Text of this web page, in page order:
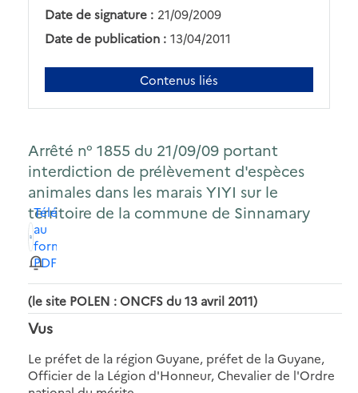
Date de signature : 21/09/2009
Date de publication : 13/04/2011
Contenus liés
Arrêté n° 1855 du 21/09/09 portant
interdiction de prélèvement d'espèces
animales dans les marais YIYI sur le
territoire de la commune de Sinnamary
Télécharger
au
format
PDF
(le site POLEN : ONCFS du 13 avril 2011)
Vus
Le préfet de la région Guyane, préfet de la Guyane,
Officier de la Légion d'Honneur, Chevalier de l'Ordre